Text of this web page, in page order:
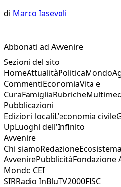
di Marco Iasevoli
Abbonati ad Avvenire
Sezioni del sito
HomeAttualitàPoliticaMondo
CommentiEconomiaVita e
CuraFamigliaRubriche
Pubblicazioni
Edizioni localiL'economia civile
UpLuoghi dell'Infinito
Avvenire
Chi siamoRedazioneEcosistema
AvvenirePubblicitàFondazione
Mondo CEI
SIRRadio InBluTV2000FISC